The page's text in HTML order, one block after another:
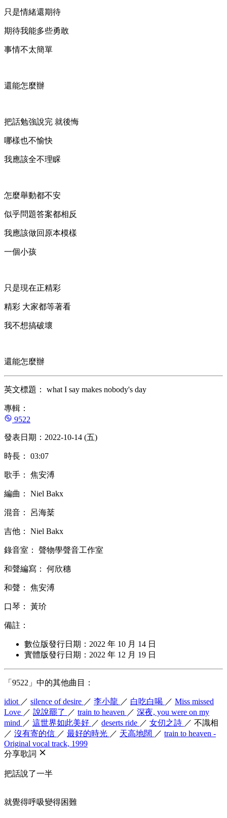
只是情緒還期待
期待我能多些勇敢
事情不太簡單
還能怎麼辦
把話勉強說完 就後悔
哪樣也不愉快
我應該全不理睬
怎麼舉動都不安
似乎問題答案都相反
我應該做回原本模樣
一個小孩
只是現在正精彩
精彩 大家都等著看
我不想搞破壞
還能怎麼辦
英文標題： what I say makes nobody's day
專輯：
9522
發表日期：2022-10-14 (五)
時長： 03:07
歌手： 焦安溥
編曲： Niel Bakx
混音： 呂海棻
吉他： Niel Bakx
錄音室： 聲物學聲音工作室
和聲編寫： 何欣穗
和聲： 焦安溥
口琴： 黃玠
備註：
數位版發行日期：2022 年 10 月 14 日
實體版發行日期：2022 年 12 月 19 日
「9522」中的其他曲目：
idiot ／ silence of desire ／ 李小龍 ／ 白吃白喝 ／ Miss missed
Love ／ 說說罷了 ／ train to heaven ／ 深夜, you were on my
mind ／ 這世界如此美好 ／ deserts ride ／ 女仞之詩 ／ 不識相
／ 沒有寄的信 ／ 最好的時光 ／ 天高地闊 ／ train to heaven -
Original vocal track, 1999
分享歌詞
把話說了一半
就覺得呼吸變得困難